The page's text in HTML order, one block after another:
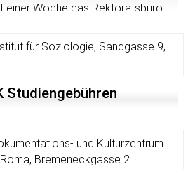
einer Woche das Rektoratsbüro,
gegen Studiengebühren
für Soziologie, Sandgasse 9,
Studiengebühren
und Kulturzentrum
Bremeneckgasse 2